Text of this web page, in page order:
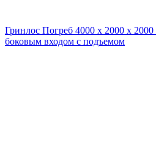
Гринлос Погреб 4000 х 2000 х
боковым входом с подъемом